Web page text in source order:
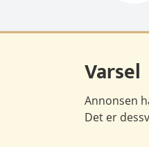
Varsel
Annonsen
Det er